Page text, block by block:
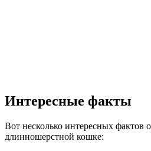
Интересные факты
Вот несколько интересных фактов
длинношерстной кошке: